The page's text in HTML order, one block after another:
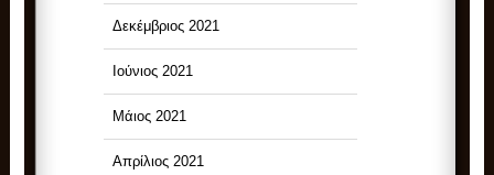
Δεκέμβριος 2021
Ιούνιος 2021
Μάιος 2021
Απρίλιος 2021